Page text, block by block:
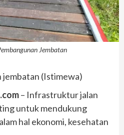
Jembatan
jembatan (Istimewa)
– Infrastruktur jalan
untuk mendukung
hal ekonomi, kesehatan